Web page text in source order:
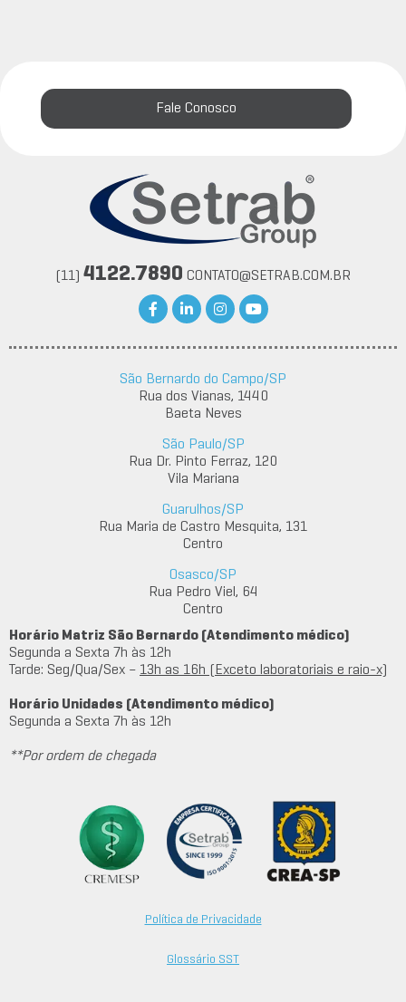
(11) 4122.7890 CONTATO@SETRAB.COM.BR
São Bernardo do Campo/SP
Rua dos Vianas, 1440
Baeta Neves
São Paulo/SP
Rua Dr. Pinto Ferraz, 120
Vila Mariana
Guarulhos/SP
Rua Maria de Castro Mesquita, 131
Centro
Osasco/SP
Rua Pedro Viel, 64
Centro
Horário Matriz São Bernardo (Atendimento médico)
Segunda a Sexta 7h às 12h
Tarde: Seg/Qua/Sex – 13h as 16h (Exceto laboratoriais e raio-x)
Horário Unidades (Atendimento médico)
Segunda a Sexta 7h às 12h
**Por ordem de chegada
Política de Privacidade
Glossário SST
Fale Conosco